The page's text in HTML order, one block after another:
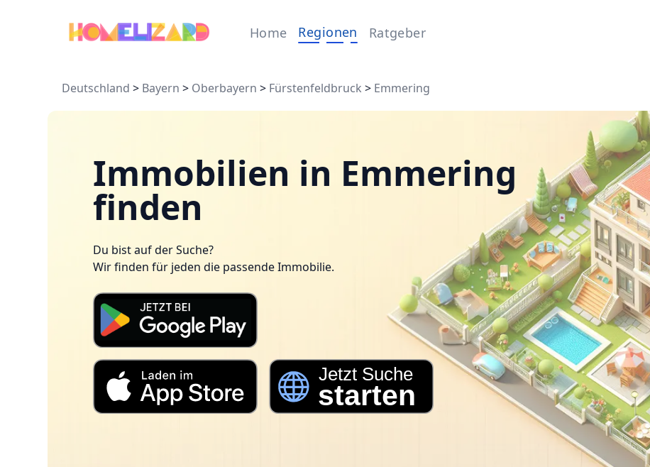
Home Regionen Ratgeber
Deutschland > Bayern > Oberbayern > Fürstenfeldbruck > Emmering
Immobilien in Emmering
finden
Du bist auf der Suche?
Wir finden für jeden die passende Immobilie.